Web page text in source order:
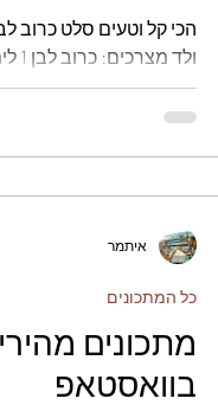
נחצה את הכרוב השטוף
מתכונים
בוואסטאפ
כל המתכונים
איתמר